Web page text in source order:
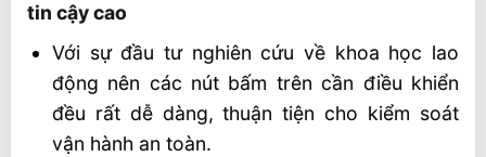
tin cậy cao
Với sự đầu tư nghiên cứu về khoa học lao
động nên các nút bấm trên cần điều khiển
đều rất dễ dàng, thuận tiện cho kiểm soát
vận hành an toàn.